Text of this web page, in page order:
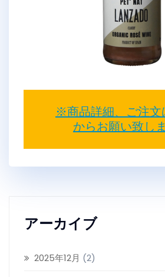
※商品詳細、ご注文
からお願い致しま
アーカイブ
2025年12月 (2)